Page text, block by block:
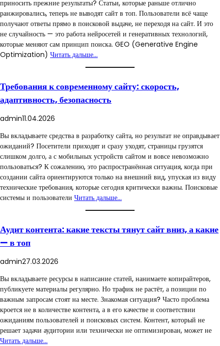
приносить прежние результаты? Статьи, которые раньше отлично
ранжировались, теперь не выводят сайт в топ. Пользователи всё чаще
получают ответы прямо в поисковой выдаче, не переходя на сайт. И это
не случайность — это работа нейросетей и генеративных технологий,
которые меняют сам принцип поиска. GEO (Generative Engine
Optimization) Читать дальше…
Требования к современному сайту: скорость,
адаптивность, безопасность
admin11.04.2026
Вы вкладываете средства в разработку сайта, но результат не оправдывает
ожиданий? Посетители приходят и сразу уходят, страницы грузятся
слишком долго, а с мобильных устройств сайтом и вовсе невозможно
пользоваться? К сожалению, это распространённая ситуация, когда при
создании сайта ориентируются только на внешний вид, упуская из виду
технические требования, которые сегодня критически важны. Поисковые
системы и пользователи Читать дальше…
Аудит контента: какие тексты тянут сайт вниз, а какие
— в топ
admin27.03.2026
Вы вкладываете ресурсы в написание статей, нанимаете копирайтеров,
публикуете материалы регулярно. Но трафик не растёт, а позиции по
важным запросам стоят на месте. Знакомая ситуация? Часто проблема
кроется не в количестве контента, а в его качестве и соответствии
ожиданиям пользователей и поисковых систем. Контент, который не
решает задачи аудитории или технически не оптимизирован, может не
Читать дальше…